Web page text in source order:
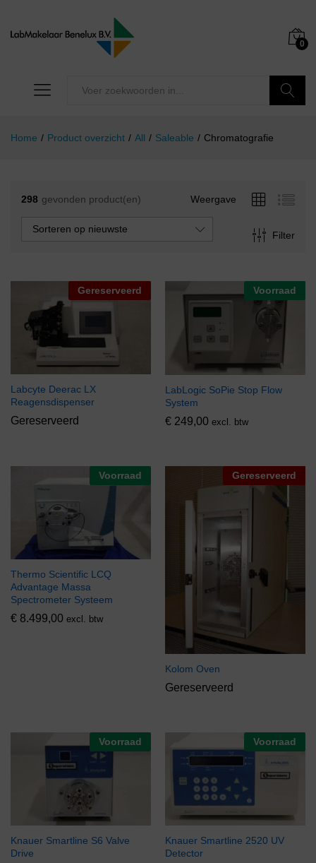
0
Home / Product overzicht / All / Saleable / Chromatografie
298 gevonden product(en) Weergave
Filter
Sorteren op nieuwste
Gereserveerd
Labcyte Deerac LX
Reagensdispenser
Gereserveerd
Voorraad
LabLogic SoPie Stop Flow
System
€ 249,00 excl. btw
Voorraad
Thermo Scientific LCQ
Advantage Massa
Spectrometer Systeem
€ 8.499,00 excl. btw
Gereserveerd
Kolom Oven
Gereserveerd
Voorraad
Knauer Smartline S6 Valve
Drive
Voorraad
Knauer Smartline 2520 UV
Detector